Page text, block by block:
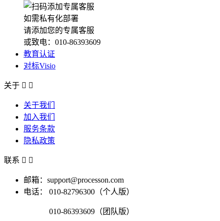
如需私有化部署
请添加您的专属客服
或致电：010-86393609
教育认证
对标Visio
关于  
关于我们
加入我们
服务条款
隐私政策
联系  
邮箱：support@processon.com
电话：
010-82796300（个人版）
010-86393609（团队版）